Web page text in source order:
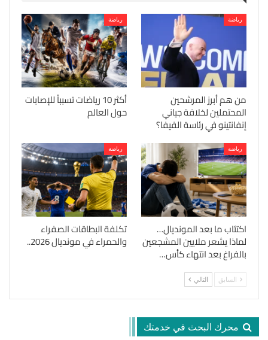
رياضة
من هم أبرز المرشحين
المحتملين لخلافة جياني
إنفانتينو في رئاسة الفيفا؟
رياضة
أكثر 10 رياضات تسبباً للإصابات
حول العالم
رياضة
اكتئاب ما بعد المونديال…
لماذا يشعر ملايين المشجعين
بالفراغ بعد انتهاء كأس…
رياضة
تكلفة البطاقات الصفراء
والحمراء في مونديال 2026..
السابق التالي
محرك البحث في خدمتك